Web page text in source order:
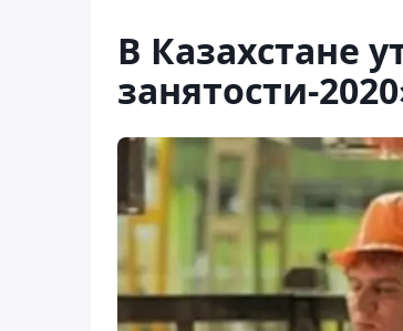
В Казахстане
занятости-